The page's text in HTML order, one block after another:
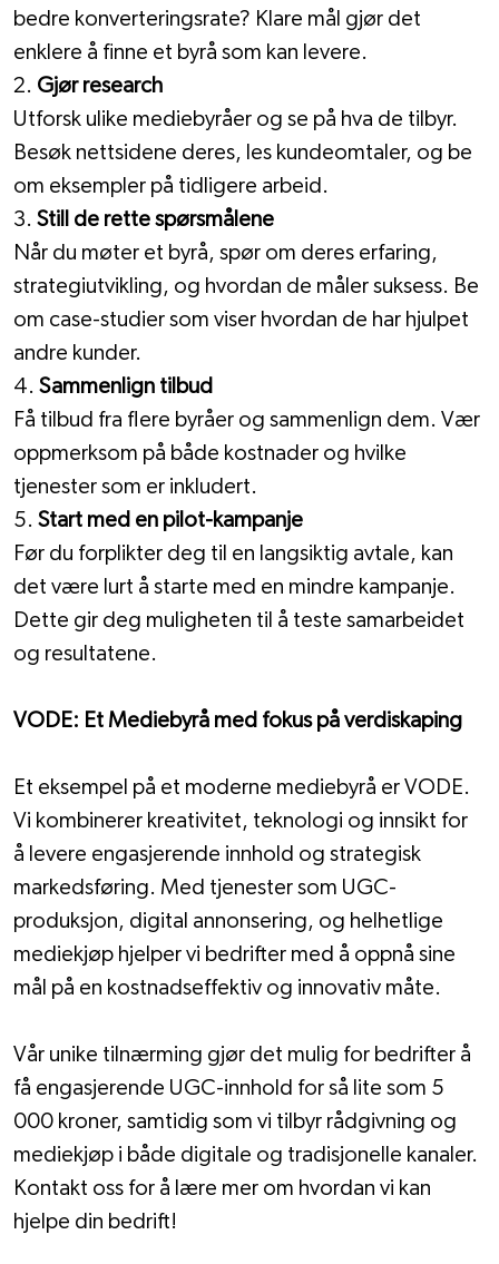
bedre konverteringsrate? Klare mål gjør det
enklere å finne et byrå som kan levere.
2. Gjør research
Utforsk ulike mediebyråer og se på hva de tilbyr.
Besøk nettsidene deres, les kundeomtaler, og be
om eksempler på tidligere arbeid.
3. Still de rette spørsmålene
Når du møter et byrå, spør om deres erfaring,
strategiutvikling, og hvordan de måler suksess. Be
om case-studier som viser hvordan de har hjulpet
andre kunder.
4. Sammenlign tilbud
Få tilbud fra flere byråer og sammenlign dem. Vær
oppmerksom på både kostnader og hvilke
tjenester som er inkludert.
5. Start med en pilot-kampanje
Før du forplikter deg til en langsiktig avtale, kan
det være lurt å starte med en mindre kampanje.
Dette gir deg muligheten til å teste samarbeidet
og resultatene.
VODE: Et Mediebyrå med fokus på verdiskaping
Et eksempel på et moderne mediebyrå er VODE.
Vi kombinerer kreativitet, teknologi og innsikt for
å levere engasjerende innhold og strategisk
markedsføring. Med tjenester som UGC-
produksjon, digital annonsering, og helhetlige
mediekjøp hjelper vi bedrifter med å oppnå sine
mål på en kostnadseffektiv og innovativ måte.
Vår unike tilnærming gjør det mulig for bedrifter å
få engasjerende UGC-innhold for så lite som 5
000 kroner, samtidig som vi tilbyr rådgivning og
mediekjøp i både digitale og tradisjonelle kanaler.
Kontakt oss for å lære mer om hvordan vi kan
hjelpe din bedrift!